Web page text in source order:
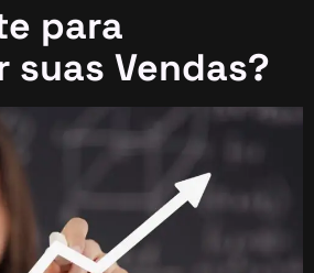
para
suas Vendas?